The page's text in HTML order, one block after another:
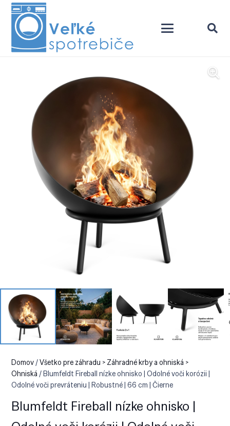
Domov/Všetko pre záhradu > Záhradné krby a ohniská >
Ohniská / Blumfeldt Fireball nízke ohnisko | Odolné voči korózii |
Odolné voči prevráteniu | Robustné | 66 cm | Čierne
Blumfeldt Fireball nízke ohnisko |